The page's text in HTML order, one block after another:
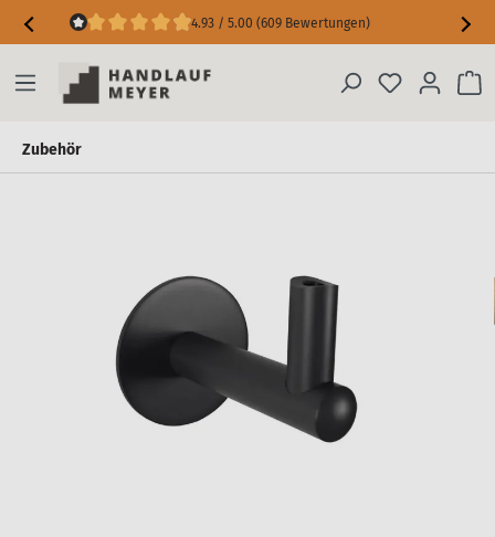
4.93 / 5.00 (609 Bewertungen)
Zubehör